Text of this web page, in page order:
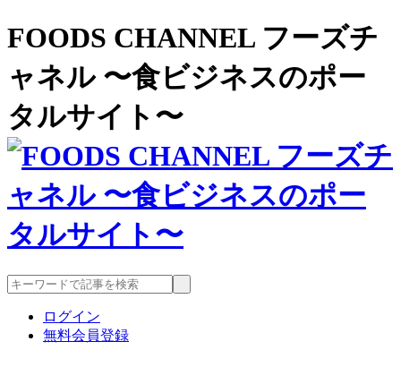
FOODS CHANNEL フーズチ
ャネル 〜食ビジネスのポー
タルサイト〜
ログイン
無料会員登録